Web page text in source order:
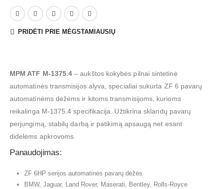
PRIDĖTI PRIE MĖGSTAMIAUSIŲ
MPM ATF M-1375.4 – aukštos kokybės pilnai sintetinė
automatinės transmisijos alyva, specialiai sukurta ZF 6 pavarų
automatinėms dėžėms ir kitoms transmisijoms, kurioms
reikalinga M-1375.4 specifikacija. Užtikrina sklandų pavarų
perjungimą, stabilų darbą ir patikimą apsaugą net esant
didelėms apkrovoms.
Panaudojimas:
ZF 6HP serijos automatinės pavarų dėžės
BMW, Jaguar, Land Rover, Maserati, Bentley, Rolls-Royce